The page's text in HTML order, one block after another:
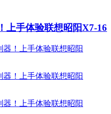
上手体验联想昭阳X7-16